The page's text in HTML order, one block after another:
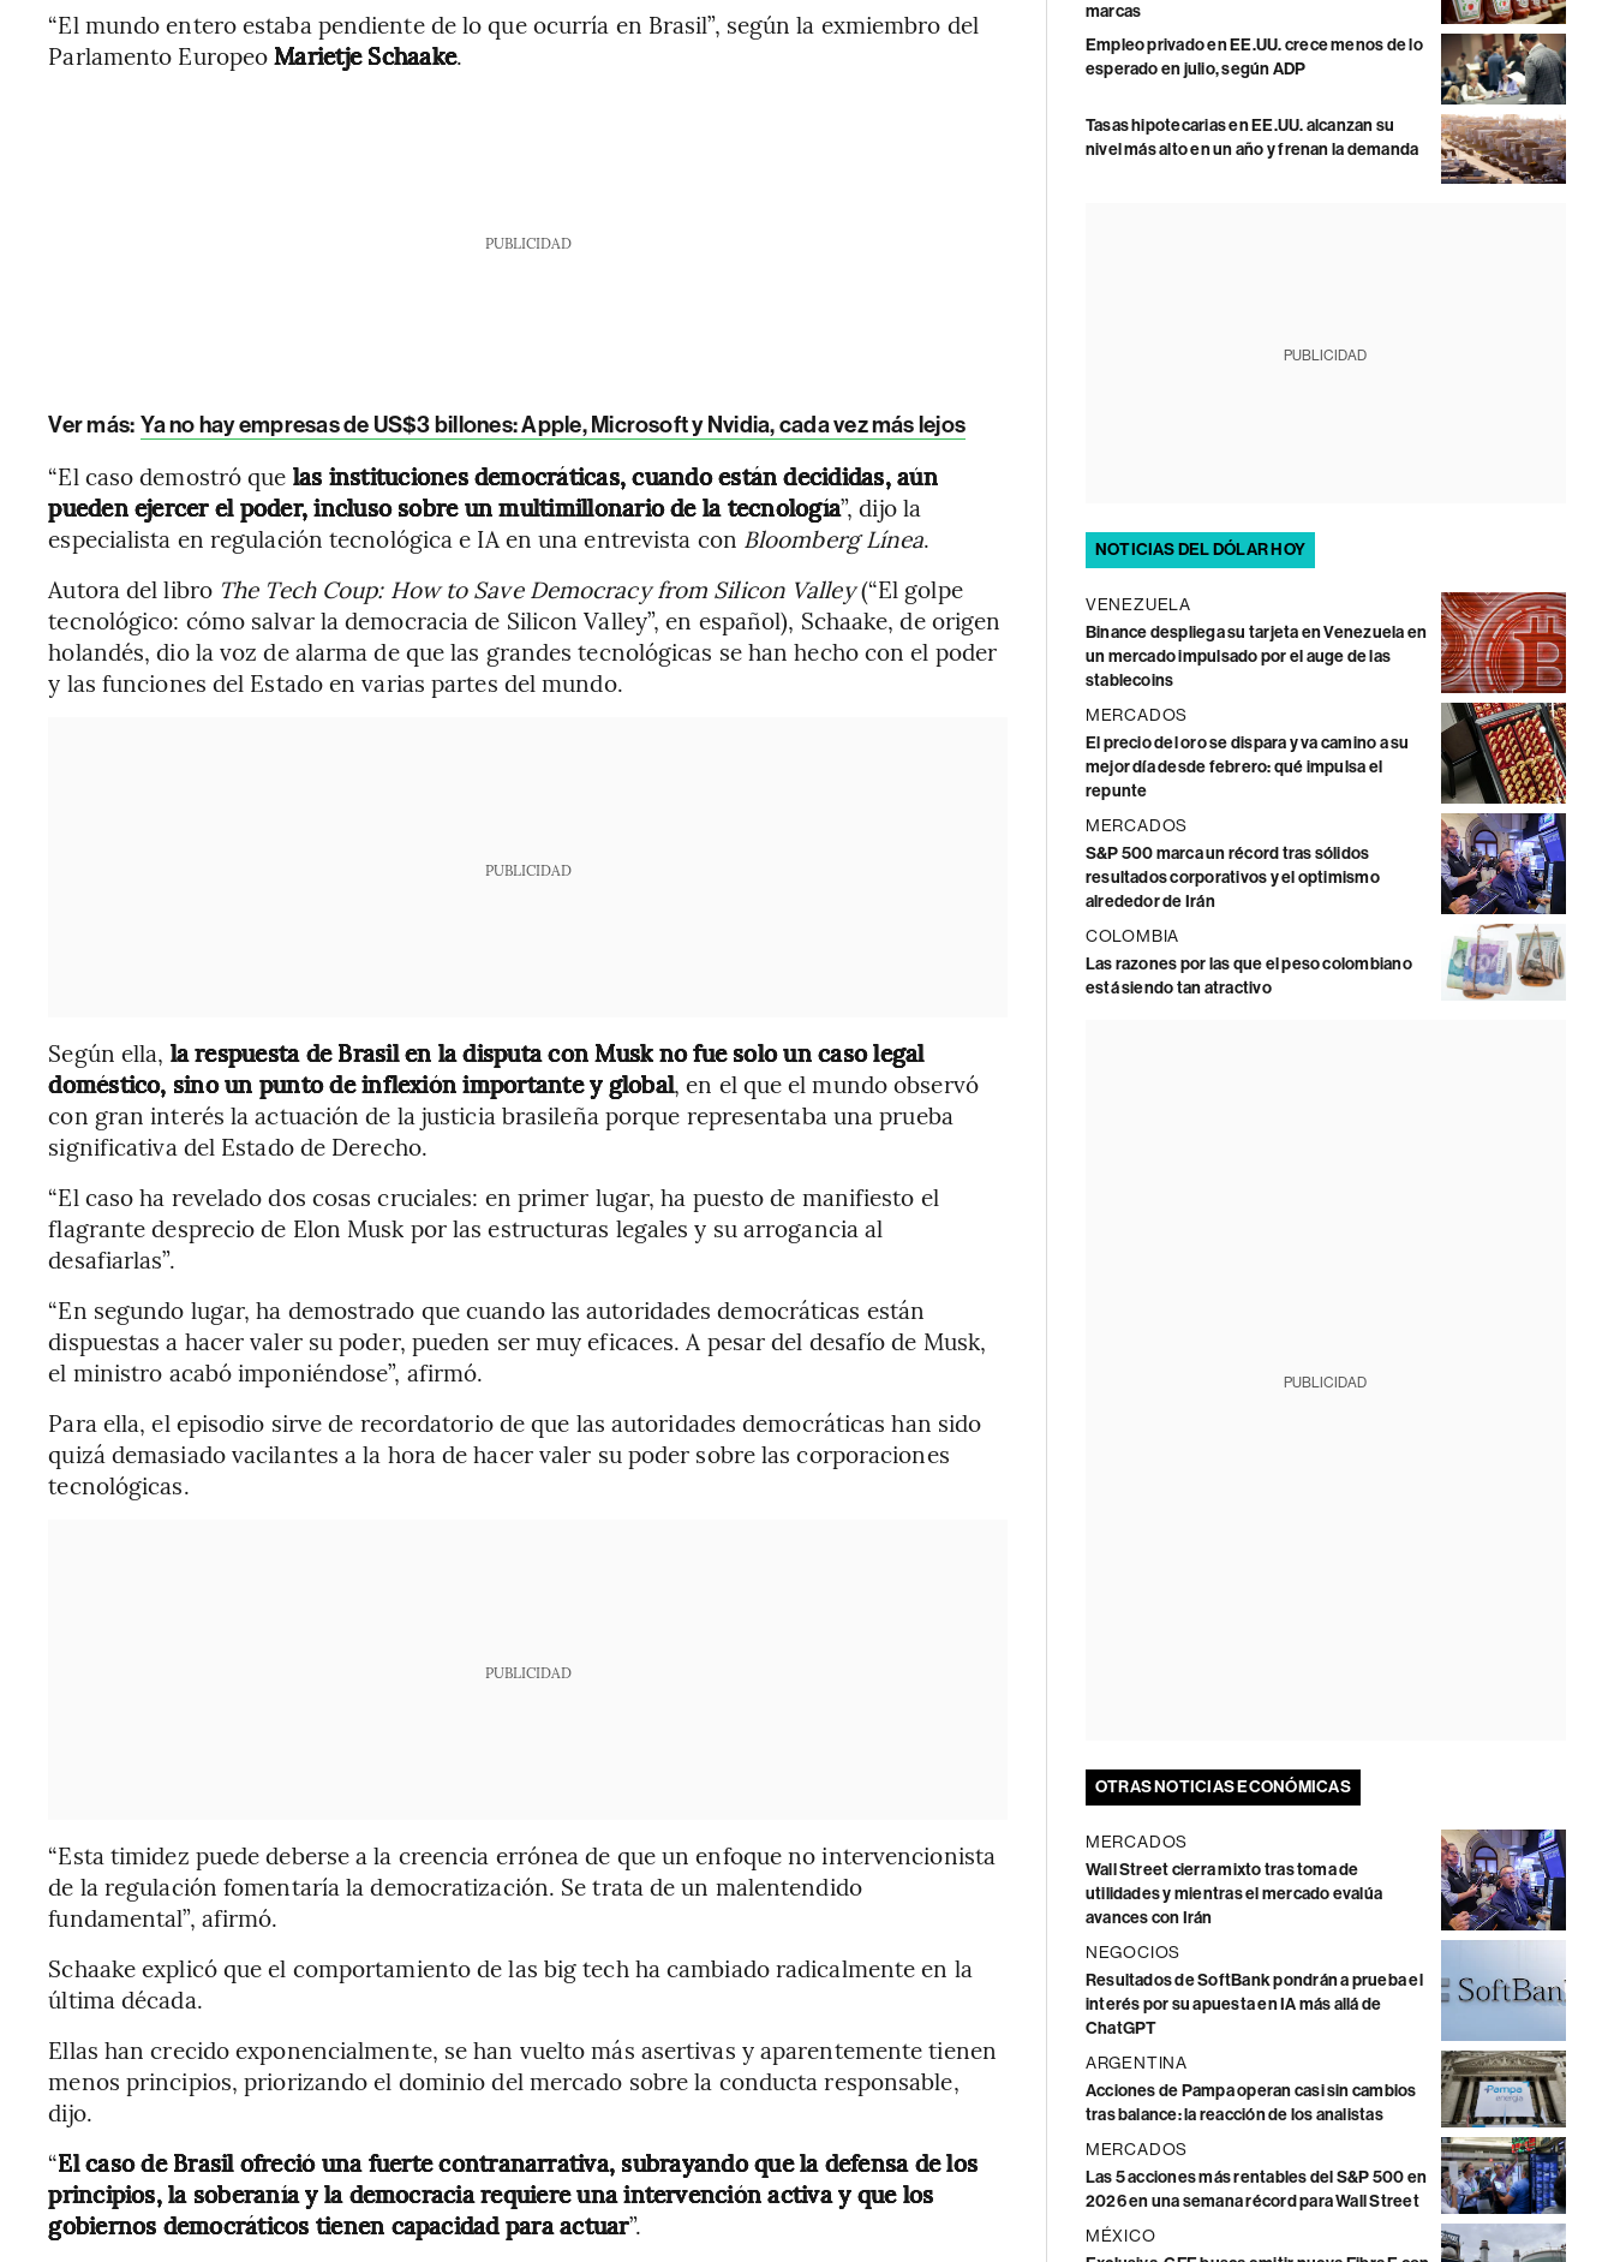
“El mundo entero estaba pendiente de lo que ocurría en Brasil”, según la exmiembro del
Parlamento EuropeoMarietje Schaake.
PUBLICIDAD
Ver más: Ya no hay empresas de US$3 billones: Apple, Microsoft y Nvidia, cada vez más lejos
“El caso demostró que las instituciones democráticas, cuando están decididas, aún
pueden ejercer el poder, incluso sobre un multimillonario de la tecnología”, dijo la
especialista en regulación tecnológica e IA en una entrevista con Bloomberg Línea.
Autora del libro The Tech Coup: How to Save Democracy from Silicon Valley(“El golpe
tecnológico: cómo salvar la democracia de Silicon Valley”, en español), Schaake, de origen
holandés, dio la voz de alarma de que las grandes tecnológicas se han hecho con el poder
y las funciones del Estado en varias partes del mundo.
PUBLICIDAD
Según ella, la respuesta de Brasil en la disputa con Musk no fue solo un caso legal
doméstico, sino un punto de inflexión importante y global, en el que el mundo observó
con gran interés la actuación de la justicia brasileña porque representaba una prueba
significativa del Estado de Derecho.
“El caso ha revelado dos cosas cruciales: en primer lugar, ha puesto de manifiesto el
flagrante desprecio de Elon Musk por las estructuras legales y su arrogancia al
desafiarlas”.
“En segundo lugar, ha demostrado que cuando las autoridades democráticas están
dispuestas a hacer valer su poder, pueden ser muy eficaces. A pesar del desafío de Musk,
el ministro acabó imponiéndose”, afirmó.
Para ella, el episodio sirve de recordatorio de que las autoridades democráticas han sido
quizá demasiado vacilantes a la hora de hacer valer su poder sobre las corporaciones
tecnológicas.
PUBLICIDAD
“Esta timidez puede deberse a la creencia errónea de que un enfoque no intervencionista
de la regulación fomentaría la democratización. Se trata de un malentendido
fundamental”, afirmó.
Schaake explicó que el comportamiento de las big tech ha cambiado radicalmente en la
última década.
Ellas han crecido exponencialmente, se han vuelto más asertivas y aparentemente tienen
menos principios, priorizando el dominio del mercado sobre la conducta responsable,
dijo.
“El caso de Brasil ofreció una fuerte contranarrativa, subrayando que la defensa de los
principios, la soberanía y la democracia requiere una intervención activa y que los
gobiernos democráticos tienen capacidad para actuar”.
marcas
Empleo privado en EE.UU. crece menos de lo
esperado en julio, según ADP
Tasas hipotecarias en EE.UU. alcanzan su
nivel más alto en un año y frenan la demanda
PUBLICIDAD
NOTICIAS DEL DÓLAR HOY
VENEZUELA
Binance despliega su tarjeta en Venezuela en
un mercado impulsado por el auge de las
stablecoins
MERCADOS
El precio del oro se dispara y va camino a su
mejor día desde febrero: qué impulsa el
repunte
MERCADOS
S&P 500 marca un récord tras sólidos
resultados corporativos y el optimismo
alrededor de Irán
COLOMBIA
Las razones por las que el peso colombiano
está siendo tan atractivo
PUBLICIDAD
OTRAS NOTICIAS ECONÓMICAS
MERCADOS
Wall Street cierra mixto tras toma de
utilidades y mientras el mercado evalúa
avances con Irán
NEGOCIOS
Resultados de SoftBank pondrán a prueba el
interés por su apuesta en IA más allá de
ChatGPT
ARGENTINA
Acciones de Pampa operan casi sin cambios
tras balance: la reacción de los analistas
MERCADOS
Las 5 acciones más rentables del S&P 500 en
2026 en una semana récord para Wall Street
MÉXICO